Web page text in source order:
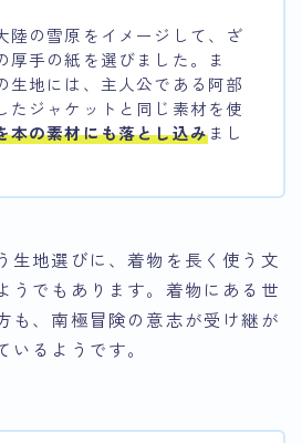
陸の雪原をイメージして、ざ
厚手の紙を選びました。ま
生地には、主人公である阿部
たジャケットと同じ素材を使
本の素材にも落とし込みまし
生地選びに、着物を長く使う文
うでもあります。着物にある世
も、南極冒険の意志が受け継が
いるようです。